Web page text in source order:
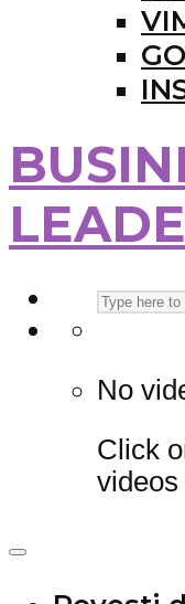
No
Click
videos